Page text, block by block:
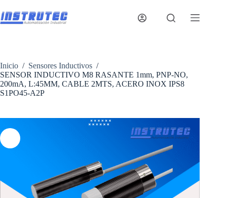
al
contenido
Inicio / Sensores Inductivos /
SENSOR INDUCTIVO M8 RASANTE 1mm, PNP-NO,
200mA, L:45MM, CABLE 2MTS, ACERO INOX IPS8
S1PO45-A2P